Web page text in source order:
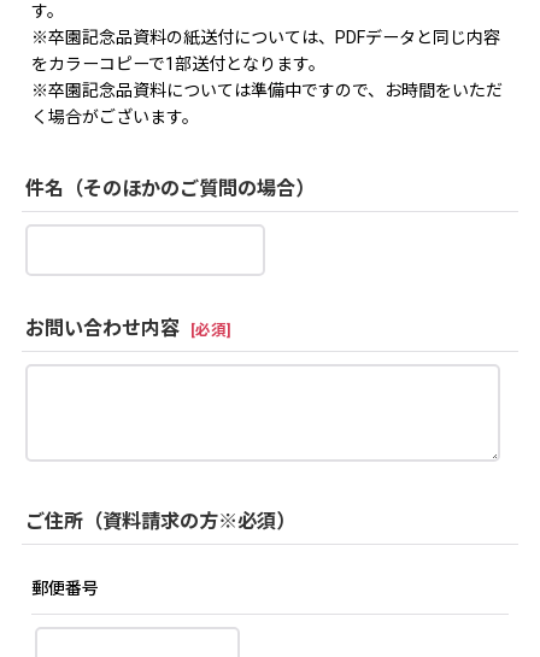
す。
※卒園記念品資料の紙送付については、PDFデータと同じ内容
をカラーコピーで1部送付となります。
※卒園記念品資料については準備中ですので、お時間をいただ
く場合がございます。
件名（そのほかのご質問の場合）
お問い合わせ内容 [必須]
ご住所（資料請求の方※必須）
郵便番号